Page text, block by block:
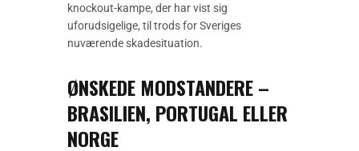
knockout-kampe, der har vist sig
uforudsigelige, til trods for Sveriges
nuværende skadesituation.
ØNSKEDE MODSTANDERE –
BRASILIEN, PORTUGAL ELLER
NORGE